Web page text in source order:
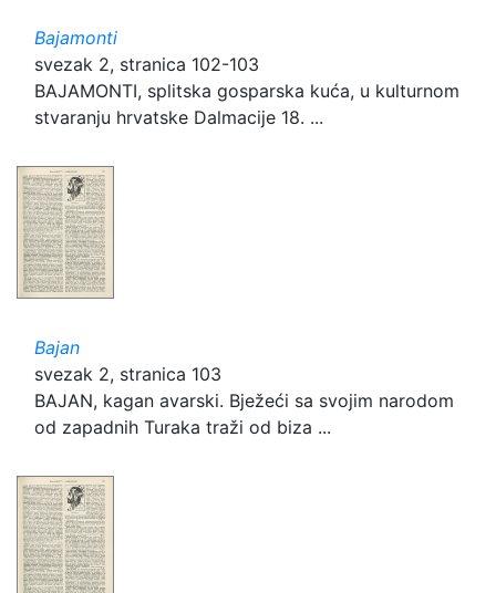
Bajamonti
svezak 2, stranica 102-103
BAJAMONTI, splitska gosparska kuća, u kulturnom
stvaranju hrvatske Dalmacije 18. ...
Bajan
svezak 2, stranica 103
BAJAN, kagan avarski. Bježeći sa svojim narodom
od zapadnih Turaka traži od biza ...